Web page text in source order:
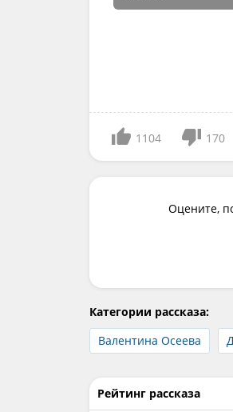
1104 170
Оцените,
Категории рассказа:
Валентина Осеева
Рейтинг рассказа